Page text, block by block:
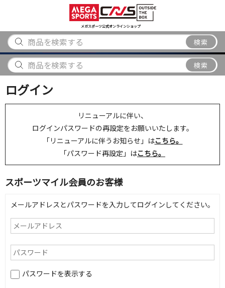
メガスポーツ公式オンラインショップ
検索
アウトドア
から探す
ブランド
から探す
検索
ログイン
リニューアルに伴い、
ログインパスワードの再設定をお願いいたします。
「リニューアルに伴うお知らせ」はこちら。
「パスワード再設定」はこちら。
スポーツマイル会員のお客様
メールアドレスとパスワードを入力してログインしてください。
パスワードを表示する